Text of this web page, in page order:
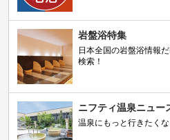
岩盤浴特集
日本全国の岩盤浴情報
検索！
ニフティ温泉ニュー
温泉にもっと行きたく